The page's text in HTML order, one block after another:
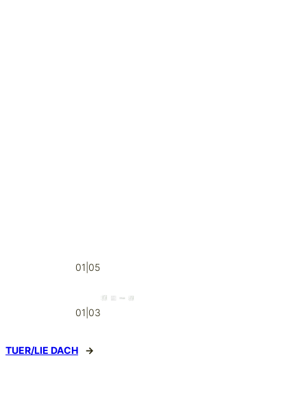
01|05
01|03
TUER/LIE DACH →